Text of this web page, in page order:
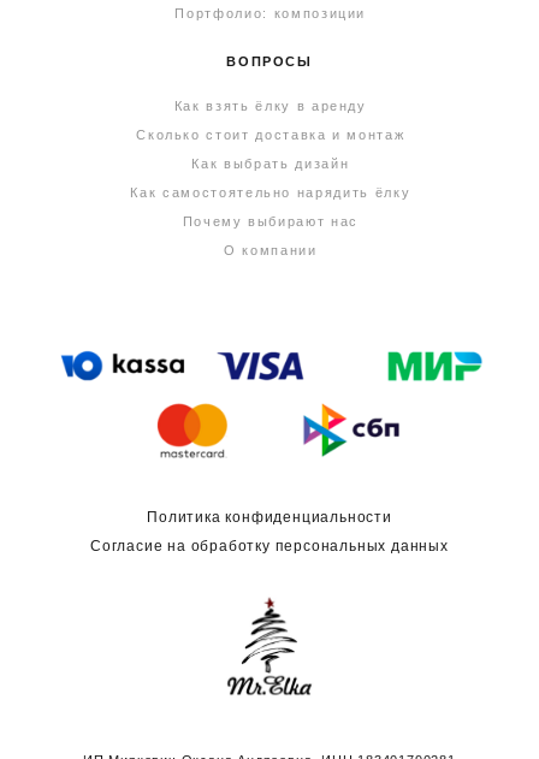
Портфолио: композиции
ВОПРОСЫ
Как взять ёлку в аренду
Сколько стоит доставка и монтаж
Как выбрать дизайн
Как самостоятельно нарядить ёлку
Почему выбирают нас
О компании
Политика конфиденциальности
Согласие на обработку персональных данных